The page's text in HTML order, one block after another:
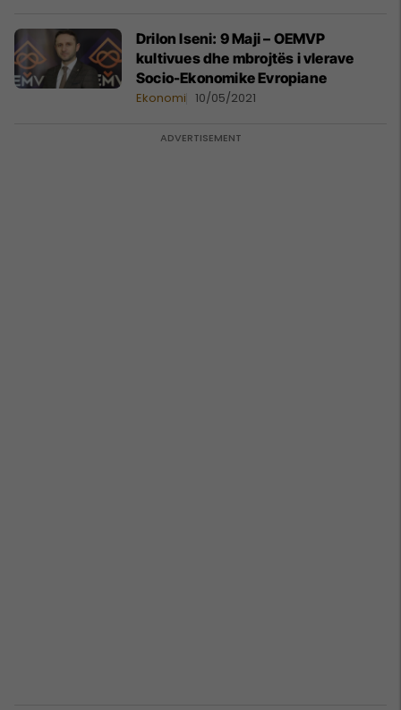
Drilon Iseni: 9 Maji – OEMVP
kultivues dhe mbrojtës i vlerave
Socio-Ekonomike Evropiane
Ekonomi 10/05/2021